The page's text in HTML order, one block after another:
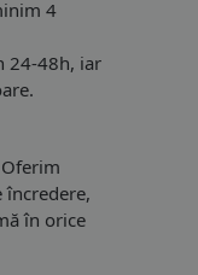
4
24-48h, iar
încredere,
în orice